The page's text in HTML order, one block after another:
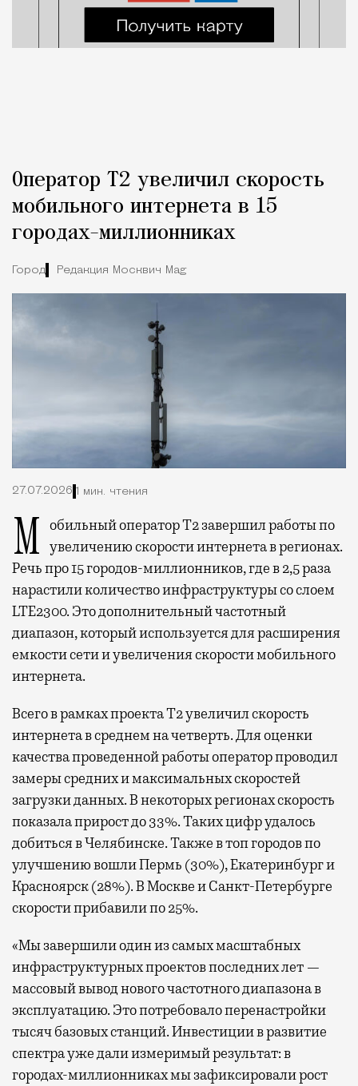
Оператор Т2 увеличил скорость
мобильного интернета в 15
городах-миллионниках
Город Редакция Москвич Mag
27.07.2026 1 мин. чтения
Мобильный оператор Т2 завершил работы по увеличению скорости интернета в регионах.
Речь про 15 городов-миллионников, где в 2,5 раза
нарастили количество инфраструктуры со слоем
LTE2300. Это дополнительный частотный
диапазон, который используется для расширения
емкости сети и увеличения скорости мобильного
интернета.
Всего в рамках проекта Т2 увеличил скорость
интернета в среднем на четверть. Для оценки
качества проведенной работы оператор проводил
замеры средних и максимальных скоростей
загрузки данных. В некоторых регионах скорость
показала прирост до 33%. Таких цифр удалось
добиться в Челябинске. Также в топ городов по
улучшению вошли Пермь (30%), Екатеринбург и
Красноярск (28%). В Москве и Санкт-Петербурге
скорости прибавили по 25%.
«Мы завершили один из самых масштабных
инфраструктурных проектов последних лет —
массовый вывод нового частотного диапазона в
эксплуатацию. Это потребовало перенастройки
тысяч базовых станций. Инвестиции в развитие
спектра уже дали измеримый результат: в
городах-миллионниках мы зафиксировали рост